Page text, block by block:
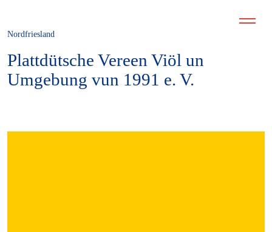
Nordfriesland
Plattdütsche Vereen Viöl un
Umgebung vun 1991 e. V.